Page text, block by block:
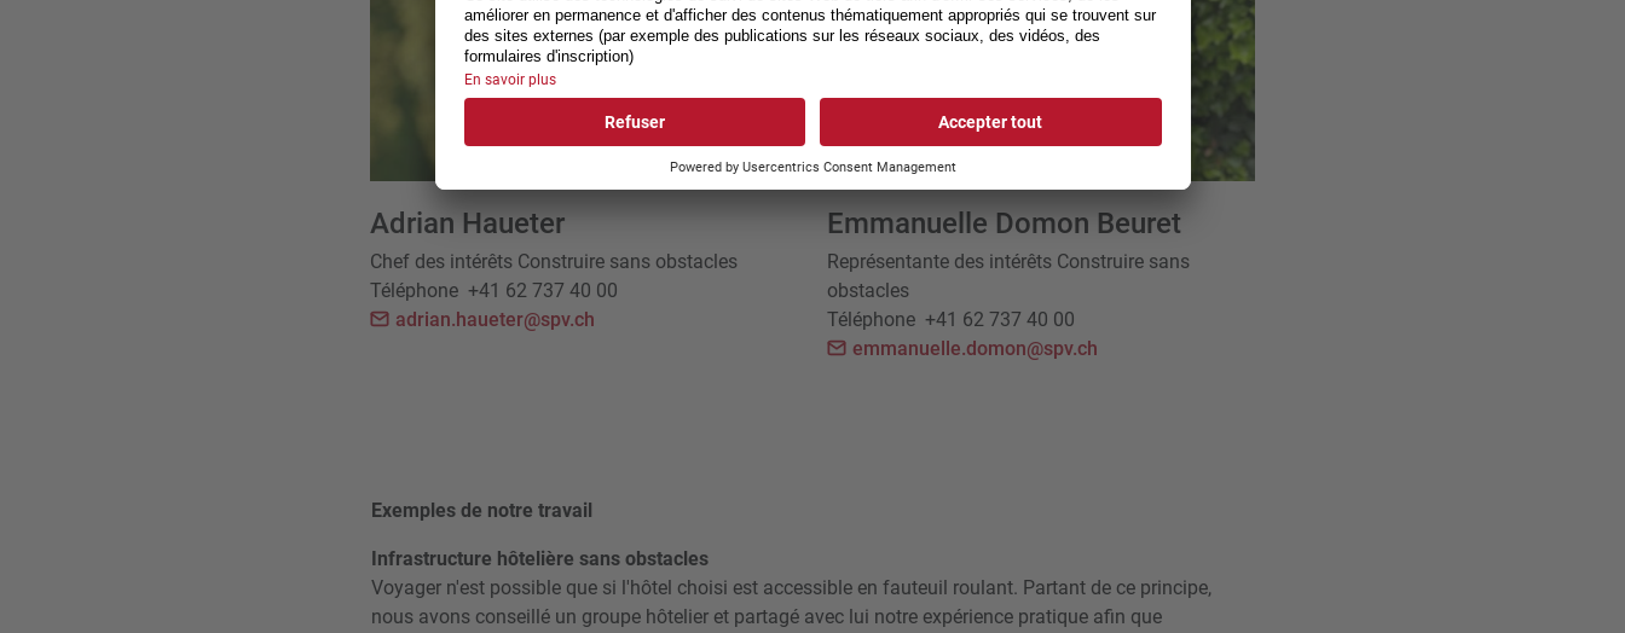
Adrian Haueter
Chef des intérêts Construire sans obstacles
Téléphone +41 62 737 40 00
adrian.haueter@spv.ch
Emmanuelle Domon Beuret
Représentante des intérêts Construire sans
obstacles
Téléphone +41 62 737 40 00
emmanuelle.domon@spv.ch
Exemples de notre travail
Infrastructure hôtelière sans obstacles
Voyager n'est possible que si l'hôtel choisi est accessible en fauteuil roulant. Partant de ce principe,
nous avons conseillé un groupe hôtelier et partagé avec lui notre expérience pratique afin que